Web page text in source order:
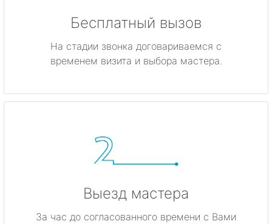
Бесплатный вызов
На стадии звонка договариваемся с
временем визита и выбора мастера.
Выезд мастера
За час до согласованного времени с Вами